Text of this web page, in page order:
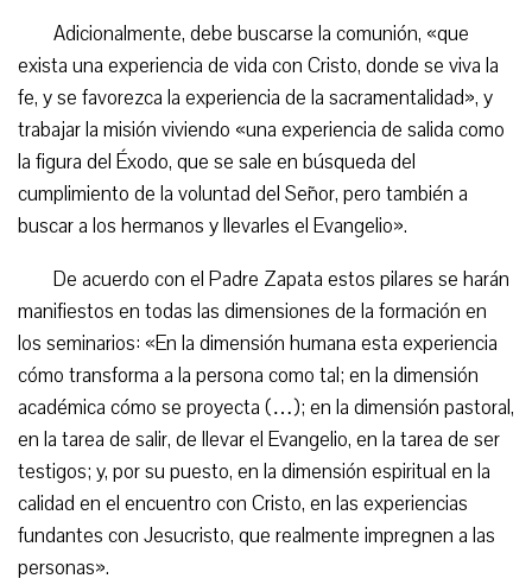
Adicionalmente, debe buscarse la comunión, «que
exista una experiencia de vida con Cristo, donde se viva la
fe, y se favorezca la experiencia de la sacramentalidad», y
trabajar la misión viviendo «una experiencia de salida como
la figura del Éxodo, que se sale en búsqueda del
cumplimiento de la voluntad del Señor, pero también a
buscar a los hermanos y llevarles el Evangelio».
De acuerdo con el Padre Zapata estos pilares se harán
manifiestos en todas las dimensiones de la formación en
los seminarios: «En la dimensión humana esta experiencia
cómo transforma a la persona como tal; en la dimensión
académica cómo se proyecta (…); en la dimensión pastoral,
en la tarea de salir, de llevar el Evangelio, en la tarea de ser
testigos; y, por su puesto, en la dimensión espiritual en la
calidad en el encuentro con Cristo, en las experiencias
fundantes con Jesucristo, que realmente impregnen a las
personas».